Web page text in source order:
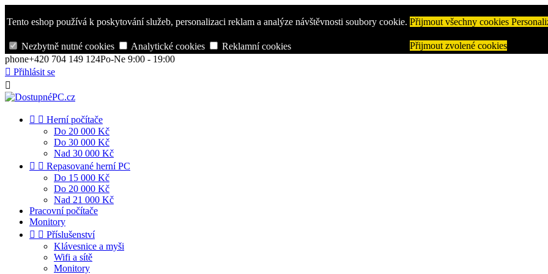
Tento eshop používá k poskytování služeb, personalizaci reklam a analýze návštěvnosti soubory cookie. Přijmout všechny cookies
Nezbytně nutné cookies Analytické cookies Reklamní cookies
Přijmout zvolené cookies
phone+420 704 149 124Po-Ne 9:00 - 19:00
 Přihlásit se

  Herní počítače
Do 20 000 Kč
Do 30 000 Kč
Nad 30 000 Kč
  Repasované herní PC
Do 15 000 Kč
Do 20 000 Kč
Nad 21 000 Kč
Pracovní počítače
Monitory
  Příslušenství
Klávesnice a myši
Wifi a sítě
Monitory